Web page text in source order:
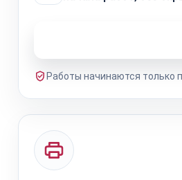
Работы начинаются только